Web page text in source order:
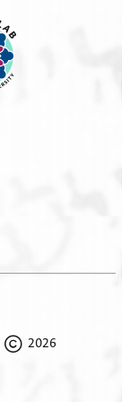
2026 The Trustees of Princeton University